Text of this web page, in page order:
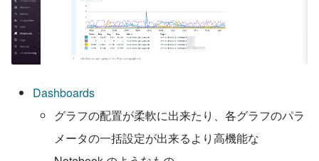
Dashboards
グラフの配置が柔軟に出来たり、各グラフのパラ
メータの一括設定が出来るより高機能な